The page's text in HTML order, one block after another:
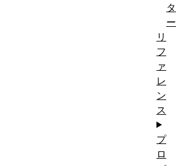
タ
ー
リ
フ
ァ
レ
ン
ス
プ
ロ